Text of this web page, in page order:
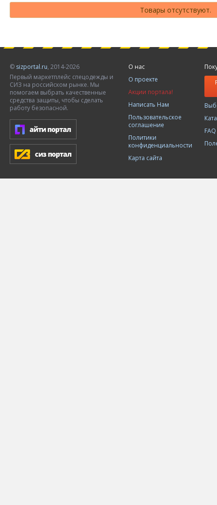
Товары отсутствуют.
© sizportal.ru, 2014-2026
Первый маркетплейс спецодежды и
СИЗ на российском рынке. Мы
помогаем выбрать качественные
средства защиты, чтобы сделать
работу безопасной.
О нас
О проекте
Акции портала!
Написать Нам
Пользовательское
соглашение
Политики
конфиденциальности
Карта сайта
FAQ